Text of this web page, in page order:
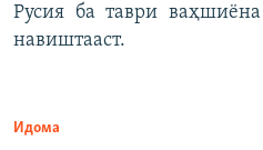
Русия ба таври ваҳшиёна
навиштааст.
Идома